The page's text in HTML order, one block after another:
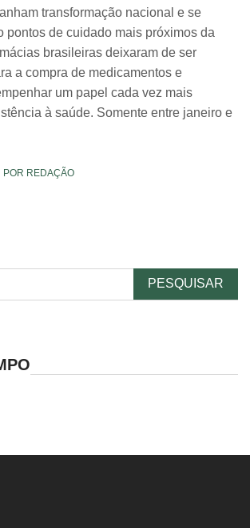
transformação nacional e se
pontos de cuidado mais próximos da
brasileiras deixaram de ser
a compra de medicamentos e
um papel cada vez mais
à saúde. Somente entre janeiro e
POR REDAÇÃO